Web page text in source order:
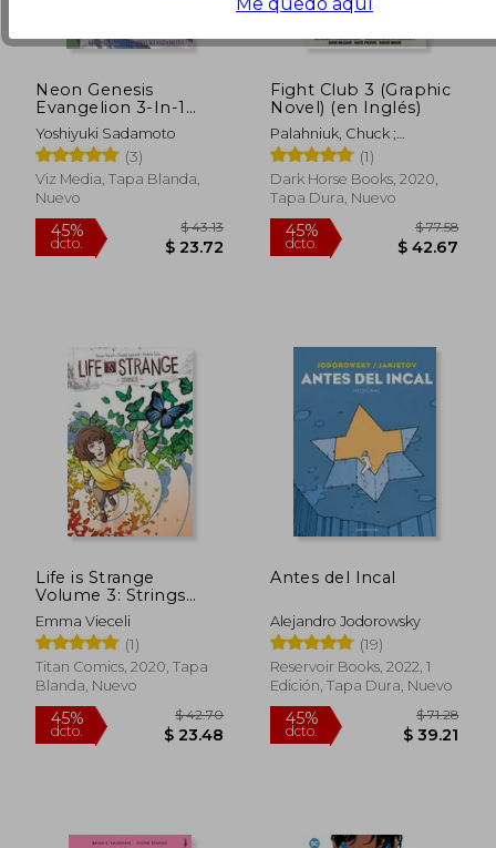
40%
dcto.
$ 42.76
$ 25.66
40%
dcto. $
Neon Genesis
Evangelion 3-In-1
Edition, Vol. 1:
Includes Vols. 1, 2 & 3
(en Inglés)
Yoshiyuki Sadamoto
(3)
Viz Media, Tapa Blanda,
Nuevo
Fight Club 3 (Graphic
Novel) (en Inglés)
Palahniuk, Chuck ;
Stewart, Cameron ; Mack,
David
(1)
Dark Horse Books, 2020,
Tapa Dura, Nuevo
Life is Strange
Volume 3: Strings
(Life is Strange
Collection) (en Inglés)
Emma Vieceli
(1)
Titan Comics, 2020, Tapa
Blanda, Nuevo
Antes del Incal
Alejandro Jodorowsky
(19)
Reservoir Books, 2022, 1
Edición, Tapa Dura, Nuevo
Me quedo aquí